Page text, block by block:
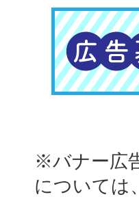
※バナー広
については